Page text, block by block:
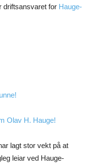
driftsansvaret for Hauge-
Olav H. Hauge!